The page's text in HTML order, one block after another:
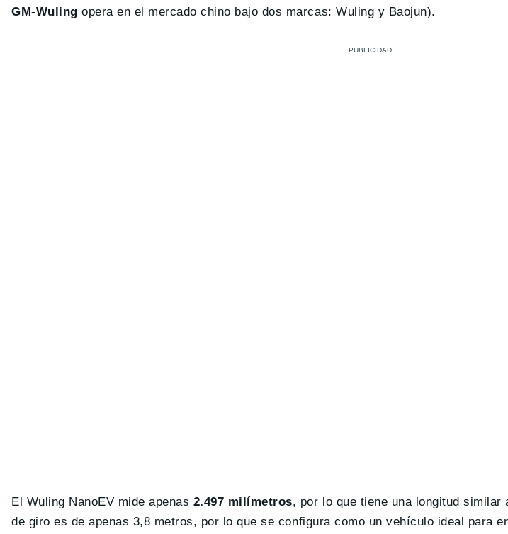
GM-Wuling opera en el mercado chino bajo dos marcas: Wuling y Baojun).
El Wuling NanoEV mide apenas 2.497 milímetros, por lo que tiene una longitud
de giro es de apenas 3,8 metros, por lo que se configura como un vehículo ideal para